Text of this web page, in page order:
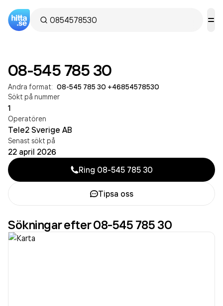
08-545 785 30
Andra format: 08-545 785 30 +46854578530
Sökt på nummer
1
Operatören
Tele2 Sverige AB
Senast sökt på
22 april 2026
Ring 08-545 785 30
Tipsa oss
Sökningar efter 08-545 785 30